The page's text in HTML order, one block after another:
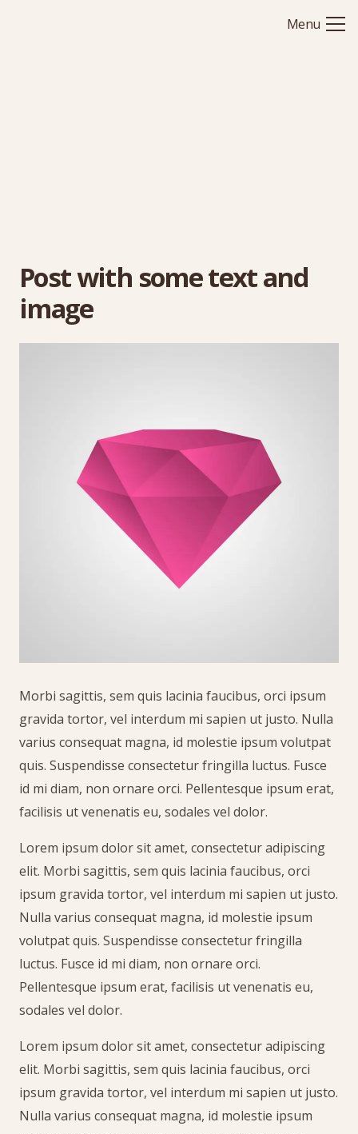
Menu
Post with some text and
image
Morbi sagittis, sem quis lacinia faucibus, orci ipsum
gravida tortor, vel interdum mi sapien ut justo. Nulla
varius consequat magna, id molestie ipsum volutpat
quis. Suspendisse consectetur fringilla luctus. Fusce
id mi diam, non ornare orci. Pellentesque ipsum erat,
facilisis ut venenatis eu, sodales vel dolor.
Lorem ipsum dolor sit amet, consectetur adipiscing
elit. Morbi sagittis, sem quis lacinia faucibus, orci
ipsum gravida tortor, vel interdum mi sapien ut justo.
Nulla varius consequat magna, id molestie ipsum
volutpat quis. Suspendisse consectetur fringilla
luctus. Fusce id mi diam, non ornare orci.
Pellentesque ipsum erat, facilisis ut venenatis eu,
sodales vel dolor.
Lorem ipsum dolor sit amet, consectetur adipiscing
elit. Morbi sagittis, sem quis lacinia faucibus, orci
ipsum gravida tortor, vel interdum mi sapien ut justo.
Nulla varius consequat magna, id molestie ipsum